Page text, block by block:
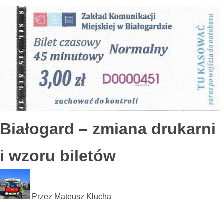
Białogard – zmiana drukarni
i wzoru biletów
Przez Mateusz Klucha